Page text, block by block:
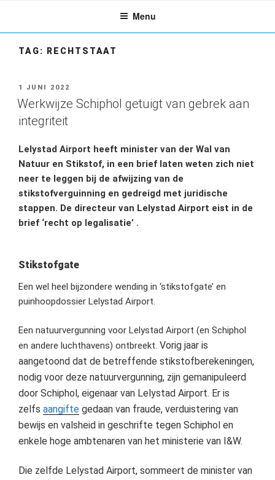
de
inhoud
Menu
TAG: RECHTSTAAT
GEPLAATST
OP
1 JUNI 2022
Werkwijze Schiphol getuigt van gebrek aan
integriteit
Lelystad Airport heeft minister van der Wal van
Natuur en Stikstof, in een brief laten weten zich niet
neer te leggen bij de afwijzing van de
stikstofverguinning en gedreigd met juridische
stappen. De directeur van Lelystad Airport eist in de
brief ‘recht op legalisatie’ .
Stikstofgate
Een wel heel bijzondere wending in ‘stikstofgate’ en
puinhoopdossier Lelystad Airport.
Een natuurvergunning voor Lelystad Airport (en Schiphol
en andere luchthavens) ontbreekt. Vorig jaar is
aangetoond dat de betreffende stikstofberekeningen,
nodig voor deze natuurvergunning, zijn gemanipuleerd
door Schiphol, eigenaar van Lelystad Airport. Er is
zelfs aangifte gedaan van fraude, verduistering van
bewijs en valsheid in geschrifte tegen Schiphol en
enkele hoge ambtenaren van het ministerie van I&W.
Die zelfde Lelystad Airport, sommeert de minister van